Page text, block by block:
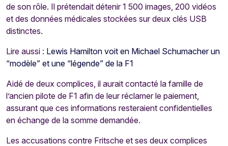
de son rôle. Il prétendait détenir 1 500 images, 200 vidéos
et des données médicales stockées sur deux clés USB
distinctes.
Lire aussi : Lewis Hamilton voit en Michael Schumacher un
“modèle” et une “légende” de la F1
Aidé de deux complices, il aurait contacté la famille de
l’ancien pilote de F1 afin de leur réclamer le paiement,
assurant que ces informations resteraient confidentielles
en échange de la somme demandée.
Les accusations contre Fritsche et ses deux complices